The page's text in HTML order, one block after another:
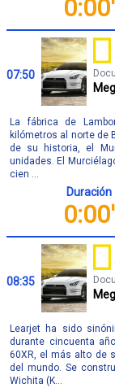
0:00'
07:50
La fábrica de
kilómetros al norte de
de su historia, el
unidades. El
cien ...
Duración
0:00'
08:35
Learjet ha sido
durante cincuenta
60XR, el más alto de
del mundo. Se
Wichita (K...